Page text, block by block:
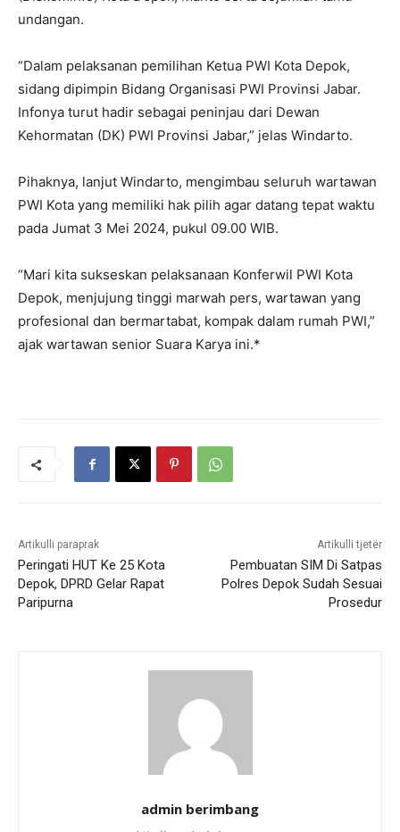
undangan.
“Dalam pelaksanan pemilihan Ketua PWI Kota Depok,
sidang dipimpin Bidang Organisasi PWI Provinsi Jabar.
Infonya turut hadir sebagai peninjau dari Dewan
Kehormatan (DK) PWI Provinsi Jabar,” jelas Windarto.
Pihaknya, lanjut Windarto, mengimbau seluruh wartawan
PWI Kota yang memiliki hak pilih agar datang tepat waktu
pada Jumat 3 Mei 2024, pukul 09.00 WIB.
“Mari kita sukseskan pelaksanaan Konferwil PWI Kota
Depok, menjujung tinggi marwah pers, wartawan yang
profesional dan bermartabat, kompak dalam rumah PWI,”
ajak wartawan senior Suara Karya ini.*
Artikulli paraprak
Peringati HUT Ke 25 Kota
Depok, DPRD Gelar Rapat
Paripurna
Artikulli tjetër
Pembuatan SIM Di Satpas
Polres Depok Sudah Sesuai
Prosedur
admin berimbang